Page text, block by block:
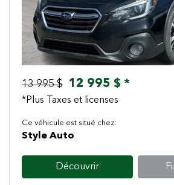
13 995 $ 12 995 $ *
*Plus Taxes et licenses
Ce véhicule est situé chez:
Style Auto
Découvrir